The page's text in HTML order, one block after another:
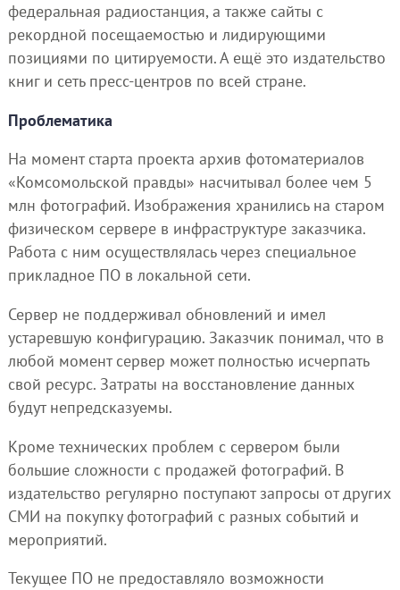
федеральная радиостанция, а также сайты с
рекордной посещаемостью и лидирующими
позициями по цитируемости. А ещё это издательство
книг и сеть пресс-центров по всей стране.
Проблематика
На момент старта проекта архив фотоматериалов
«Комсомольской правды» насчитывал более чем 5
млн фотографий. Изображения хранились на старом
физическом сервере в инфраструктуре заказчика.
Работа с ним осуществлялась через специальное
прикладное ПО в локальной сети.
Сервер не поддерживал обновлений и имел
устаревшую конфигурацию. Заказчик понимал, что в
любой момент сервер может полностью исчерпать
свой ресурс. Затраты на восстановление данных
будут непредсказуемы.
Кроме технических проблем с сервером были
большие сложности с продажей фотографий. В
издательство регулярно поступают запросы от других
СМИ на покупку фотографий с разных событий и
мероприятий.
Текущее ПО не предоставляло возможности